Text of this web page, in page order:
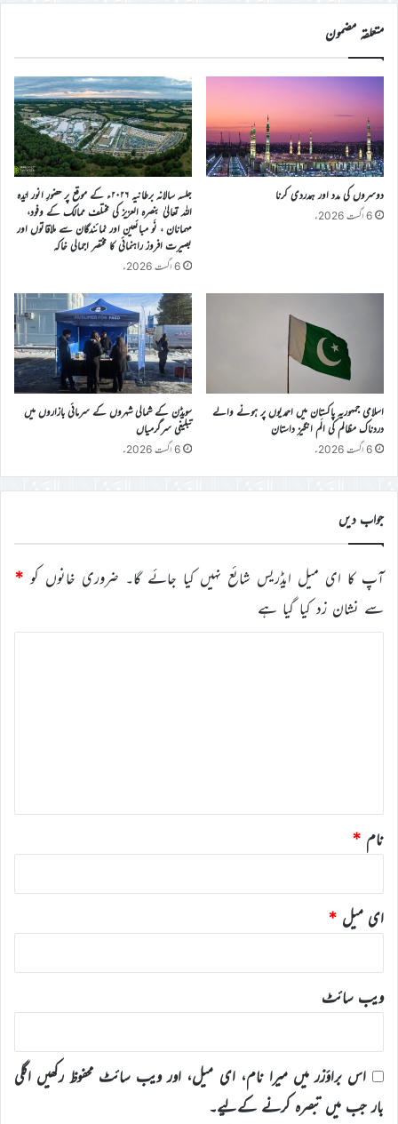
کریں
متعلقہ مضمون
دوسروں کی مدد اور ہمدردی کرنا
6 اگست 2026ء
جلسہ سالانہ برطانیہ ۲۰۲۶ء کے موقع پر حضورِ انور ایّدہ
الله تعالیٰ بنصرہ العزیز کی مختلف ممالک کے وفود،
مہمانان ، نَو مبائعین اور نمائندگان سے ملاقاتوں اور
بصیرت افروز راہنمائی کا مختصر اجمالی خاکہ
6 اگست 2026ء
اسلامی جمہوریہ پاکستان میں احمدیوں پر ہونے والے
دردناک مظالم کی الَم انگیز داستان
6 اگست 2026ء
سویڈن کے شمالی شہروں کے سرمائی بازاروں میں
تبلیغی سرگرمیاں
6 اگست 2026ء
جواب دیں
آپ کا ای میل ایڈریس شائع نہیں کیا جائے گا۔ ضروری خانوں کو *
سے نشان زد کیا گیا ہے
نام *
ای میل *
ویب‌ سائٹ
اس براؤزر میں میرا نام، ای میل، اور ویب سائٹ محفوظ رکھیں اگلی
بار جب میں تبصرہ کرنے کےلیے۔